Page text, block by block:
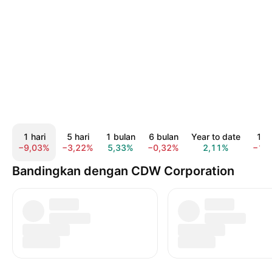
1 hari
−9,03%
5 hari
−3,22%
1 bulan
5,33%
6 bulan
−0,32%
Year to date
2,11%
1
Bandingkan dengan CDW Corporation